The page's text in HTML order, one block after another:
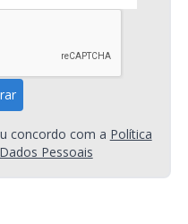
concordo com a Política
Pessoais